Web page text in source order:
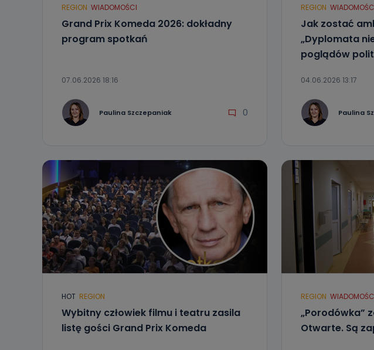
REGION WIADOMOŚCI
Grand Prix Komeda 2026: dokładny
program spotkań
07.06.2026 18:16
Paulina Szczepaniak 0
REGION
Jak zostać
„Dyplomata
poglądów
04.06.2026 13:17
Paulina
HOT REGION
Wybitny człowiek filmu i teatru zasila
listę gości Grand Prix Komeda
REGION
„Porodówka”
Otwarte. Są